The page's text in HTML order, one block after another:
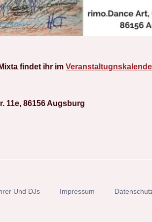
findet ihr im
11e, 86156 Augsburg
Und DJs Impressum